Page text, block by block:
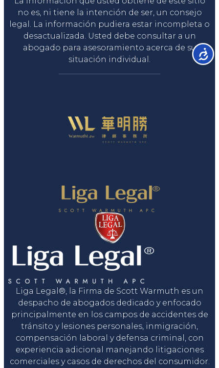
no es, ni tiene la intención de ser, un consejo
legal. La información pudiera estar incompleta o
desactualizada. Usted debe consultar a un
abogado para asesoramiento acerca de su
situación individual.
Liga Legal®, la Firma de Scott Warmuth es un
despacho de abogados dedicado y enfocado
principalmente en los campos de accidentes de
tránsito y lesiones personales, inmigración,
compensación laboral y defensa criminal, con
experiencia adicional manejando litigaciones
comerciales y casos de derechos del consumidor.